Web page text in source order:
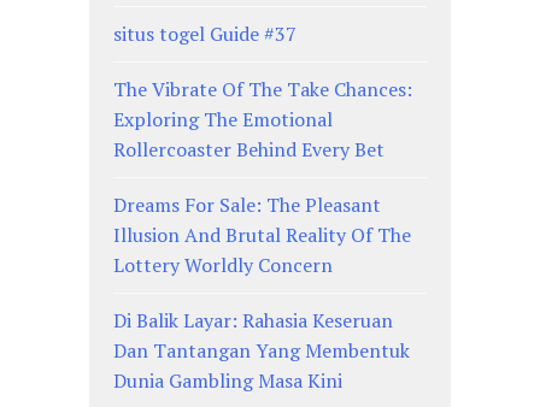
situs togel Guide #37
The Vibrate Of The Take Chances:
Exploring The Emotional
Rollercoaster Behind Every Bet
Dreams For Sale: The Pleasant
Illusion And Brutal Reality Of The
Lottery Worldly Concern
Di Balik Layar: Rahasia Keseruan
Dan Tantangan Yang Membentuk
Dunia Gambling Masa Kini